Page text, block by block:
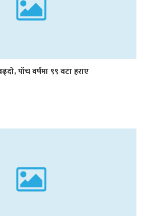
पाँच वर्षमा ९९ वटा हराए